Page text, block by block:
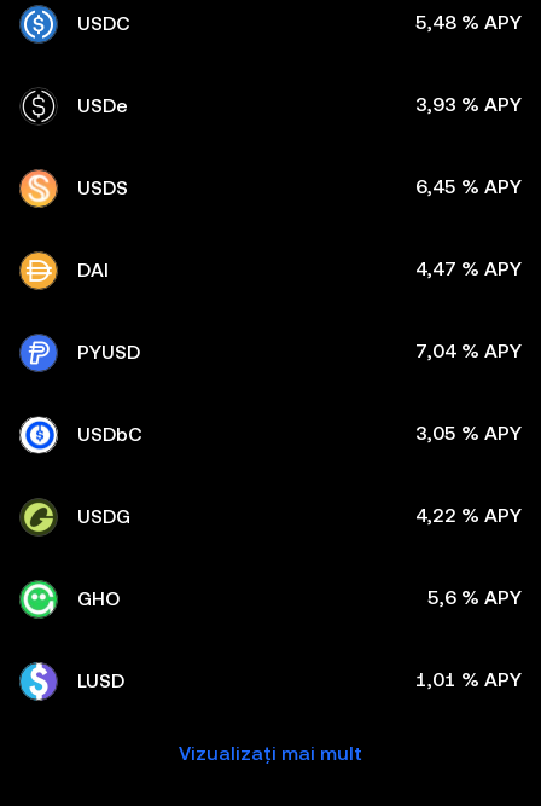
USDC 5,48 % APY
USDe 3,93 % APY
USDS 6,45 % APY
DAI 4,47 % APY
PYUSD 7,04 % APY
USDbC 3,05 % APY
USDG 4,22 % APY
GHO 5,6 % APY
LUSD 1,01 % APY
Vizualizați mai mult